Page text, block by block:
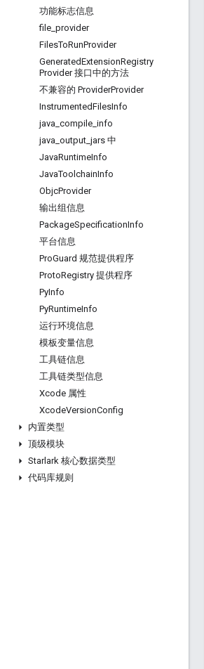
功能标志信息
file provider
FilesToRunProvider
GeneratedExtensionRegistry
Provider 接口中的方法
不兼容的 ProviderProvider
InstrumentedFilesInfo
java compile info
java output jars 中
JavaRuntimeInfo
JavaToolchainInfo
ObjcProvider
输出组信息
PackageSpecificationInfo
平台信息
ProGuard 规范提供程序
ProtoRegistry 提供程序
PyInfo
PyRuntimeInfo
运行环境信息
模板变量信息
工具链信息
工具链类型信息
Xcode 属性
XcodeVersionConfig
内置类型
顶级模块
Starlark 核心数据类型
代码库规则